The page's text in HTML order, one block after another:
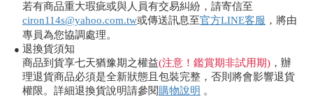
若有商品重大瑕疵或與人員有交易糾紛，請寄信至
ciron114s@yahoo.com.tw或傳送訊息至官方LINE客服 ，將由
專員為您協調處理。
● 退換貨須知
商品到貨享七天猶豫期之權益(注意！鑑賞期非試用期) ，辦
理退貨商品必須是全新狀態且包裝完整，否則將會影響退貨
權限。詳細退換貨說明請參閱購物說明 。